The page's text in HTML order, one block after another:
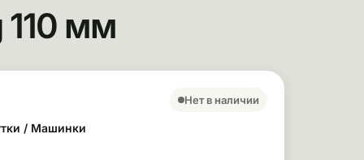
Металлические
110 мм
сведения
Нет в наличии
/ Машинки